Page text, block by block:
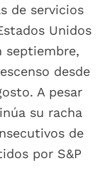
de servicios
Unidos
septiembre,
desde
A pesar
su racha
de
por S&P